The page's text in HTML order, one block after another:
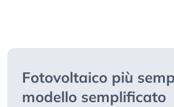
Fotovoltaico più
modello semplificato